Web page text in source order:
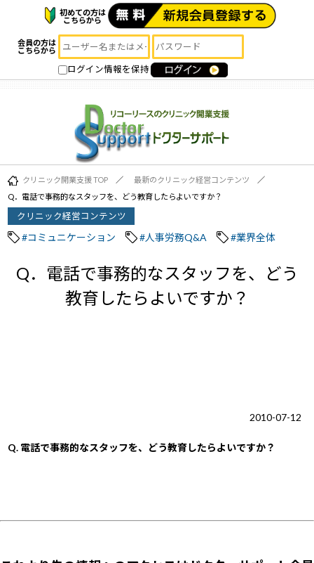
初めての方は
こちらから
会員の方は
こちらから
ログイン情報を保持
クリニック開業支援 TOP
最新のクリニック経営コンテンツ
Q．電話で事務的なスタッフを、どう教育したらよいですか？
クリニック経営コンテンツ
#コミュニケーション #人事労務Q&A #業界全体
Q．電話で事務的なスタッフを、どう
教育したらよいですか？
2010-07-12
Q. 電話で事務的なスタッフを、どう教育したらよいですか？